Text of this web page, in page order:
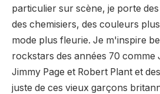
particulier sur scène, je porte
des chemisiers, des couleurs
mode plus fleurie. Je m'inspire
rockstars des années 70 comme
Jimmy Page et Robert Plant et
juste de ces vieux garçons